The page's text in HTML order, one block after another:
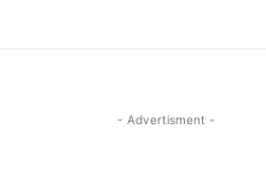
- Advertisment -